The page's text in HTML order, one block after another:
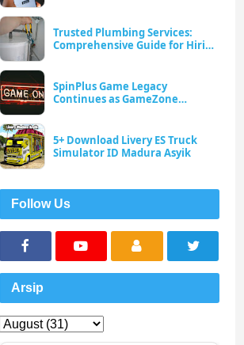
Trusted Plumbing Services:
Comprehensive Guide for Hiring
SpinPlus Game Legacy
Continues as GameZone
5+ Download Livery ES Truck
Simulator ID Madura Asyik
Follow Us
Arsip